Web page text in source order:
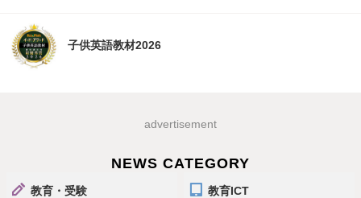
子供英語教材2026
advertisement
NEWS CATEGORY
教育・受験 教育ICT